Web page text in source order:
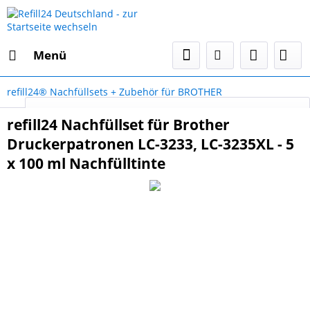
Menü
refill24® Nachfüllsets + Zubehör für BROTHER
refill24 Nachfüllset für Brother
Druckerpatronen LC-3233, LC-3235XL - 5
x 100 ml Nachfülltinte